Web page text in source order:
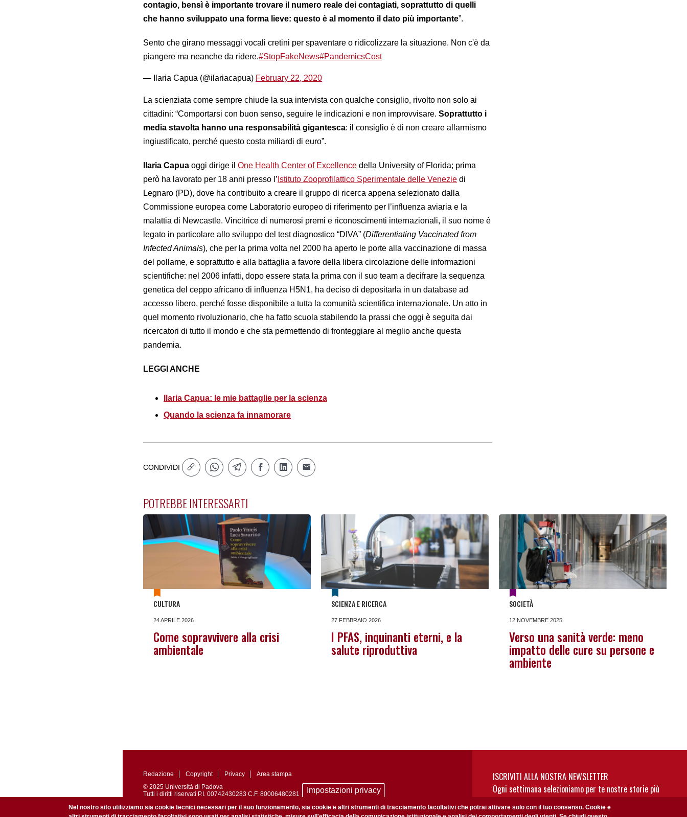
contagio, bensì è importante trovare il numero reale dei contagiati, soprattutto di quelli
che hanno sviluppato una forma lieve: questo è al momento il dato più importante”.
Sento che girano messaggi vocali cretini per spaventare o ridicolizzare la situazione. Non c'è da
piangere ma neanche da ridere.#StopFakeNews#PandemicsCost
— Ilaria Capua (@ilariacapua) February 22, 2020
La scienziata come sempre chiude la sua intervista con qualche consiglio, rivolto non solo ai
cittadini: “Comportarsi con buon senso, seguire le indicazioni e non improvvisare. Soprattutto i
media stavolta hanno una responsabilità gigantesca: il consiglio è di non creare allarmismo
ingiustificato, perché questo costa miliardi di euro”.
Ilaria Capua oggi dirige il One Health Center of Excellence della University of Florida; prima
però ha lavorato per 18 anni presso l’ Istituto Zooprofilattico Sperimentale delle Venezie di
Legnaro (PD), dove ha contribuito a creare il gruppo di ricerca appena selezionato dalla
Commissione europea come Laboratorio europeo di riferimento per l’influenza aviaria e la
malattia di Newcastle. Vincitrice di numerosi premi e riconoscimenti internazionali, il suo nome è
legato in particolare allo sviluppo del test diagnostico “DIVA” (Differentiating Vaccinated from
Infected Animals), che per la prima volta nel 2000 ha aperto le porte alla vaccinazione di massa
del pollame, e soprattutto e alla battaglia a favore della libera circolazione delle informazioni
scientifiche: nel 2006 infatti, dopo essere stata la prima con il suo team a decifrare la sequenza
genetica del ceppo africano di influenza H5N1, ha deciso di depositarla in un database ad
accesso libero, perché fosse disponibile a tutta la comunità scientifica internazionale. Un atto in
quel momento rivoluzionario, che ha fatto scuola stabilendo la prassi che oggi è seguita dai
ricercatori di tutto il mondo e che sta permettendo di fronteggiare al meglio anche questa
pandemia.
LEGGI ANCHE
Ilaria Capua: le mie battaglie per la scienza
Quando la scienza fa innamorare
CONDIVIDI
POTREBBE INTERESSARTI
CULTURA
24 APRILE 2026
Come sopravvivere alla crisi
ambientale
SCIENZA E RICERCA
27 FEBBRAIO 2026
I PFAS, inquinanti eterni, e la
salute riproduttiva
SOCIETÀ
12 NOVEMBRE 2025
Verso una sanità verde: meno
impatto delle cure su persone e
ambiente
ISCRIVITI ALLA NOSTRA NEWSLETTER
Ogni settimana selezioniamo per te nostre storie più
rilevanti: non perderti gli aggiornamenti della nostra
newsletter
Redazione Copyright Privacy
Area stampa
© 2025 Università di Padova
Tutti i diritti riservati P.I. 00742430283 C.F. 80006480281
Impostazioni privacy
Nel nostro sito utilizziamo sia cookie tecnici necessari per il suo funzionamento, sia cookie e altri strumenti di tracciamento facoltativi che potrai attivare solo con il tuo consenso. Cookie e